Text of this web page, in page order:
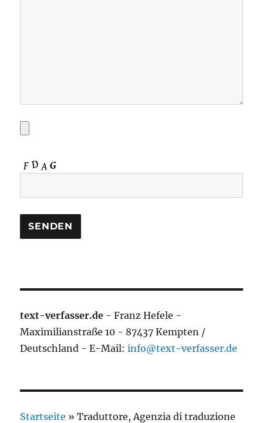
text-verfasser.de - Franz Hefele -
Maximilianstraße 10 - 87437 Kempten /
Deutschland - E-Mail:info@text-verfasser.de
Startseite »Traduttore, Agenzia di traduzione